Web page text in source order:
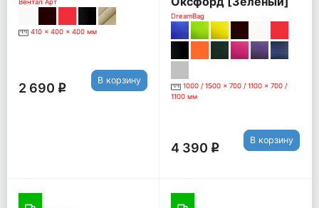
Вентал Арт
410 x 400 x 400 мм
2 690 q
В корзину
DreamBag
1000 / 1500 x 700 / 1100 x 700 /
1100 мм
4 390 q
В корзину